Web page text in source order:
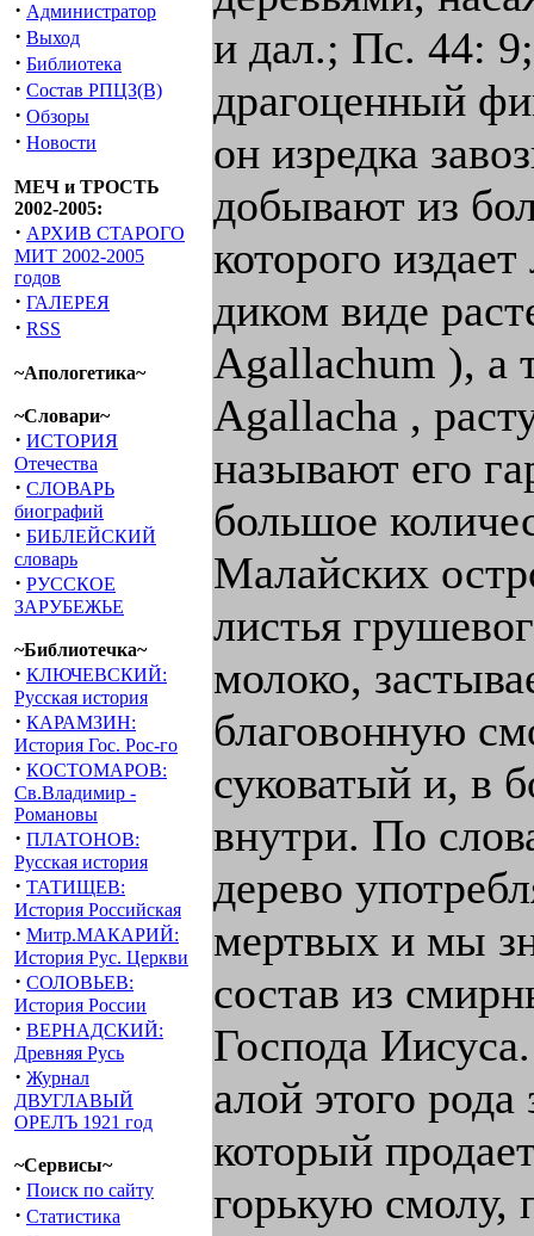
· Администратор
· Выход
· Библиотека
· Состав РПЦЗ(В)
· Обзоры
· Новости
МЕЧ и ТРОСТЬ
2002-2005:
· АРХИВ СТАРОГО
МИТ 2002-2005
годов
· ГАЛЕРЕЯ
· RSS
~Апологетика~
~Словари~
· ИСТОРИЯ
Отечества
· СЛОВАРЬ
биографий
· БИБЛЕЙСКИЙ
словарь
· РУССКОЕ
ЗАРУБЕЖЬЕ
~Библиотечка~
· КЛЮЧЕВСКИЙ:
Русская история
· КАРАМЗИН:
История Гос. Рос-го
· КОСТОМАРОВ:
Св.Владимир -
Романовы
· ПЛАТОНОВ:
Русская история
· ТАТИЩЕВ:
История Российская
· Митр.МАКАРИЙ:
История Рус. Церкви
· СОЛОВЬЕВ:
История России
· ВЕРНАДСКИЙ:
Древняя Русь
· Журнал
ДВУГЛАВЫЙ
ОРЕЛЪ 1921 год
~Сервисы~
· Поиск по сайту
· Статистика
и дал.; Пс. 44:
драгоценный
он изредка
добывают из
которого
диком виде
Agallachum ), а
Agallacha ,
называют его
большое
Малайских
листья
молоко,
благовонную
суковатый и, в
внутри. По
дерево
мертвых и мы
состав из
Господа
алой этого рода
который
горькую смолу,